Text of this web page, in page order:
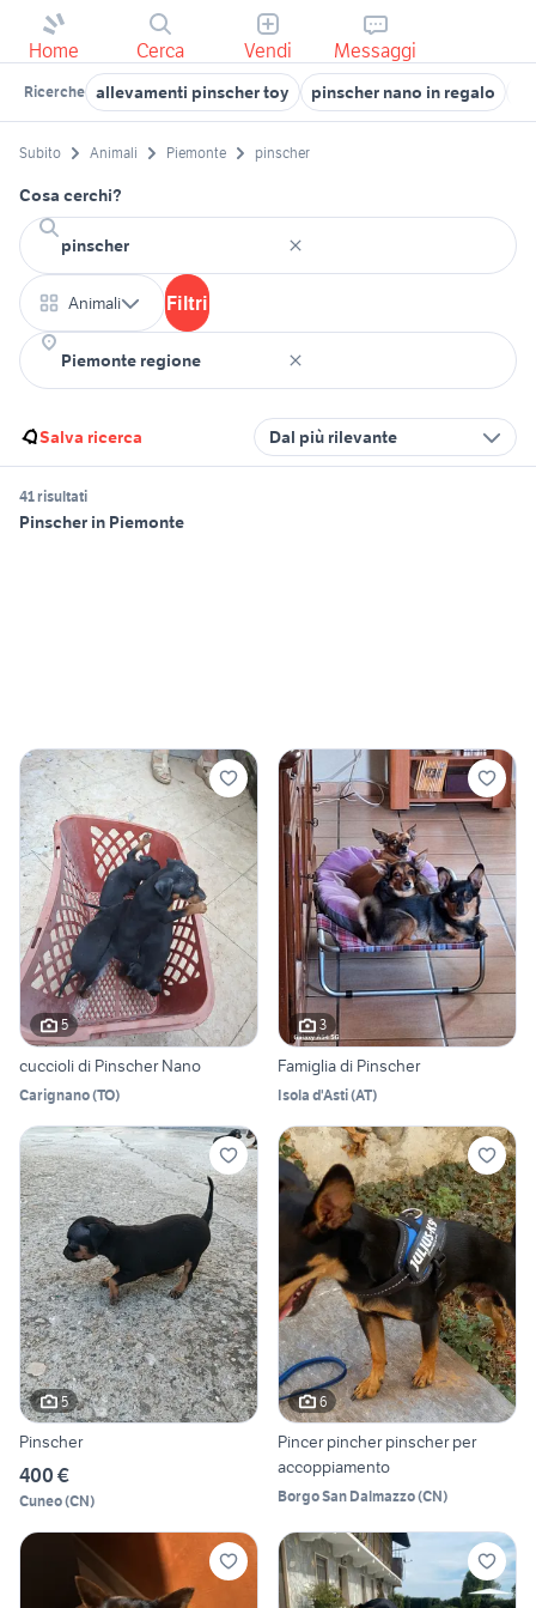
Home Cerca Vendi Messaggi
Ricerche allevamenti pinscher toy pinscher nano in regalo
Subito Animali Piemonte pinscher
Cosa cerchi?
Animali Filtri
Salva ricerca Dal più rilevante
41 risultati
Pinscher in Piemonte
5
cuccioli di Pinscher Nano
Carignano(TO)
3
Famiglia di Pinscher
Isola d'Asti(AT)
5
Pinscher
400 €
Cuneo(CN)
6
Pincer pincher pinscher per
accoppiamento
Borgo San Dalmazzo(CN)